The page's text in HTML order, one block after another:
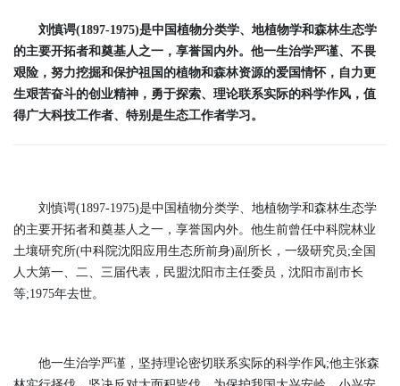
刘慎谔(1897-1975)是中国植物分类学、地植物学和森林生态学
的主要开拓者和奠基人之一，享誉国内外。他一生治学严谨、不畏
艰险，努力挖掘和保护祖国的植物和森林资源的爱国情怀，自力更
生艰苦奋斗的创业精神，勇于探索、理论联系实际的科学作风，值
得广大科技工作者、特别是生态工作者学习。
刘慎谔(1897-1975)是中国植物分类学、地植物学和森林生态学
的主要开拓者和奠基人之一，享誉国内外。他生前曾任中科院林业
土壤研究所(中科院沈阳应用生态所前身)副所长，一级研究员;全国
人大第一、二、三届代表，民盟沈阳市主任委员，沈阳市副市长
等;1975年去世。
他一生治学严谨，坚持理论密切联系实际的科学作风;他主张森